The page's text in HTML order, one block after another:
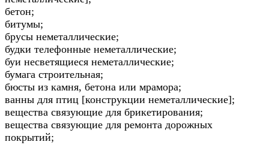
бетон;
битумы;
брусы неметаллические;
будки телефонные неметаллические;
буи несветящиеся неметаллические;
бумага строительная;
бюсты из камня, бетона или мрамора;
ванны для птиц [конструкции неметаллические];
вещества связующие для брикетирования;
вещества связующие для ремонта дорожных
покрытий;